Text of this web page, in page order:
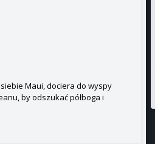
Maui, dociera do wyspy
by odszukać półboga i